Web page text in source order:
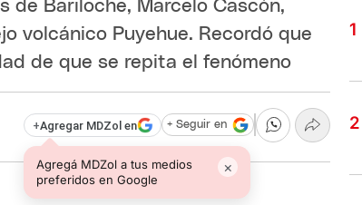
de Bariloche, Marcelo Cascón,
volcánico Puyehue. Recordó que
de que se repita el fenómeno
+Agregar MDZol en
Agregá MDZol a tus medios
preferidos en Google
×
+ Seguir en